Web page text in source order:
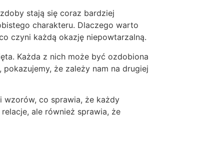
stają się coraz bardziej
charakteru. Dlaczego warto
czyni każdą okazję niepowtarzalną.
Każda z nich może być ozdobiona
że zależy nam na drugiej
wzorów, co sprawia, że każdy
ale również sprawia, że